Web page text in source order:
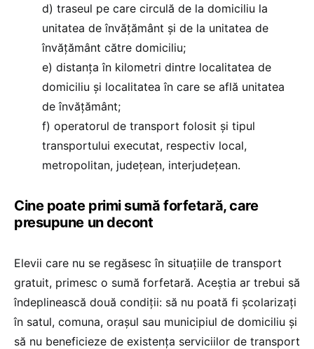
d) traseul pe care circulă de la domiciliu la
unitatea de învățământ și de la unitatea de
învățământ către domiciliu;
e) distanța în kilometri dintre localitatea de
domiciliu și localitatea în care se află unitatea
de învățământ;
f) operatorul de transport folosit și tipul
transportului executat, respectiv local,
metropolitan, județean, interjudețean.
Cine poate primi sumă forfetară, care
presupune un decont
Elevii care nu se regăsesc în situațiile de transport
gratuit, primesc o sumă forfetară. Aceștia ar trebui să
îndeplinească două condiții: să nu poată fi școlarizați
în satul, comuna, orașul sau municipiul de domiciliu și
să nu beneficieze de existența serviciilor de transport